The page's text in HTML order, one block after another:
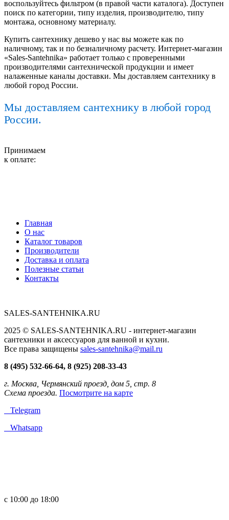
воспользуйтесь фильтром (в правой части каталога). Доступен
поиск по категории, типу изделия, производителю, типу
монтажа, основному материалу.
Купить сантехнику дешево у нас вы можете как по
наличному, так и по безналичному расчету. Интернет-магазин
«Sales-Santehnika» работает только с проверенными
производителями сантехнической продукции и имеет
налаженные каналы доставки. Мы доставляем сантехнику в
любой город России.
Мы доставляем сантехнику в любой город
России.
Принимаем
к оплате:
Главная
О нас
Каталог товаров
Производители
Доставка и оплата
Полезные статьи
Контакты
SALES-SANTEHNIKA.RU
2025 © SALES-SANTEHNIKA.RU - интернет-магазин
сантехники и аксессуаров для ванной и кухни.
Все права защищены sales-santehnika@mail.ru
8 (495) 532-66-64, 8 (925) 208-33-43
г. Москва, Чермянский проезд, дом 5, стр. 8
Схема проезда. Посмотрите на карте
Telegram
Whatsapp
с 10:00 до 18:00